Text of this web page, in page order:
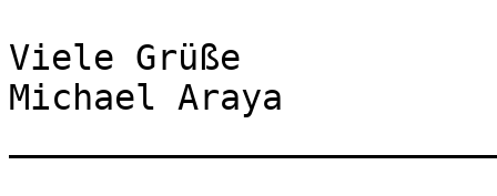
Viele Grüße
Michael Araya